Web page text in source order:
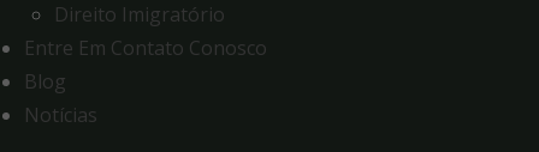
Direito Imigratório
Entre Em Contato Conosco
Blog
Notícias